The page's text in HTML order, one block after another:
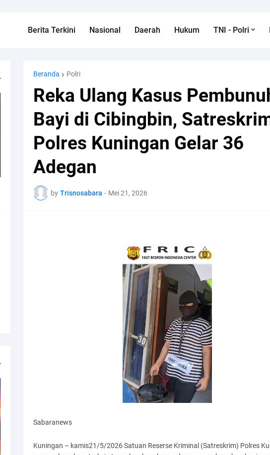
Berita Terkini Nasional Daerah Hukum TNI - Polri
Beranda Polri
Reka Ulang Kasus
Bayi di Cibingbin,
Polres Kuningan Gelar 36
Adegan
by Trisnosabara - Mei 21, 2026
Sabaranews
Kuningan – kamis21/5/2026 Satuan Reserse Kriminal (Satreskrim) Polres